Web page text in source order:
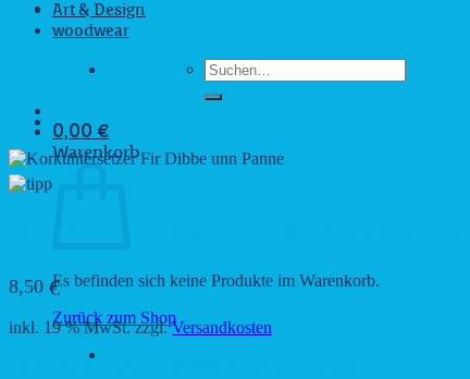
Art & Design
woodwear
Suchen
nach:
0,00 €
Warenkorb
Es befinden sich keine Produkte im Warenkorb.
Zurück zum Shop
8,50 €
inkl. 19 % MwSt. zzgl.Versandkosten